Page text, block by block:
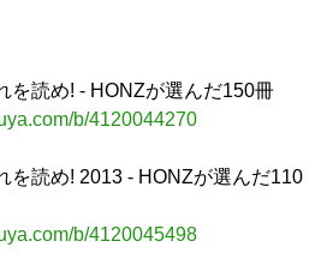
を読め! - HONZが選んだ150冊
b/4120044270
を読め! 2013 - HONZが選んだ110
b/4120045498